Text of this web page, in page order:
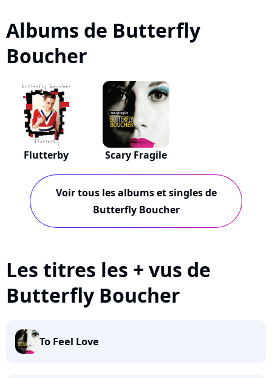
Albums de Butterfly
Boucher
Flutterby Scary Fragile
Voir tous les albums et singles de
Butterfly Boucher
Les titres les + vus de
Butterfly Boucher
To Feel Love